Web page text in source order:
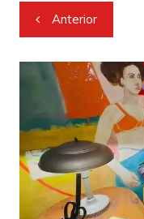
Navegação
de
Post
Anterior